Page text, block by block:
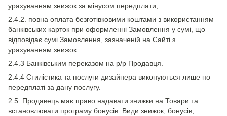
урахуванням знижок за мінусом передплати;
2.4.2. повна оплата безготівковими коштами з використанням
банківських карток при оформленні Замовлення у сумі, що
відповідає сумі Замовлення, зазначеній на Сайті з
урахуванням знижок.
2.4.3 Банківським переказом на р/р Продавця.
2.4.4 Стилістика та послуги дизайнера виконуються лише по
передплаті за дану послугу.
2.5. Продавець має право надавати знижки на Товари та
встановлювати програму бонусів. Види знижок, бонусів,